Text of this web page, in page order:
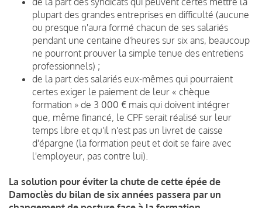
plupart des grandes entreprises en difficulté (aucune
ou presque n'aura formé chacun de ses salariés
pendant une centaine d'heures sur six ans, beaucoup
ne pourront prouver la simple tenue des entretiens
professionnels) ;
de la part des salariés eux-mêmes qui pourraient
certes exiger le paiement de leur « chèque
formation » de 3 000 € mais qui doivent intégrer
que, même financé, le CPF serait réalisé sur leur
temps libre et qu'il n'est pas un livret de caisse
d'épargne (la formation peut et doit se faire avec
l'employeur, pas contre lui).
La solution pour éviter la chute de cette épée de
Damoclès du bilan de six années passera par un